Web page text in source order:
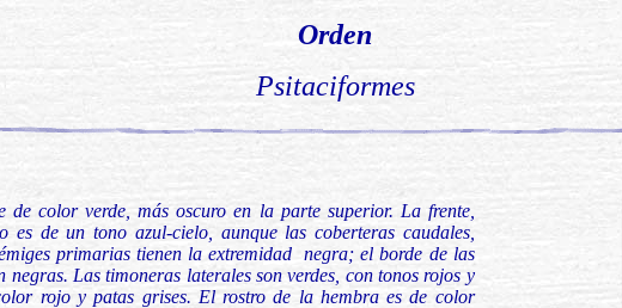
Orden
Psitaciformes
color verde, más oscuro en la parte superior. La frente,
de un tono azul-cielo, aunque las coberteras caudales,
primarias tienen la extremidad negra; el borde de las
Las timoneras laterales son verdes, con tonos rojos y
rojo y patas grises. El rostro de la hembra es de color